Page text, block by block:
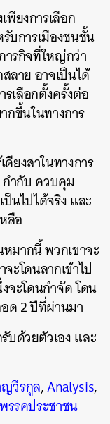
พียงการเลือก
บการเมืองชนชั้น
ารกิจที่ใหญ่กว่า
ลาย อาจเป็นได้
เลือกตั้งครั้งต่อ
กขึ้นในทางการ
ยงสาในทางการ
กำกับ ควบคุม
นไปได้จริง และ
ลือ
มากนี้ พวกเขาจะ
ะโดนลากเข้าไป
จะโดนกำจัด โดน
ด 2 ปีที่ผ่านมา
บด้วยตัวเอง และ
วีรกูล,Analysis,
พรรคประชาชน